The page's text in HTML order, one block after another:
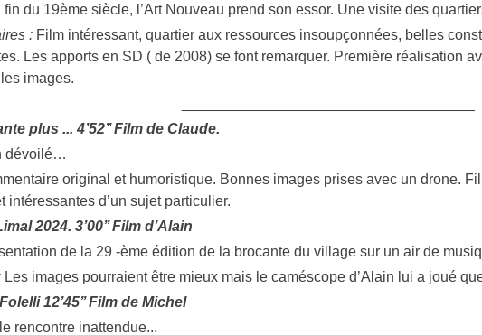
fin du 19ème siècle, l’Art Nouveau prend son essor. Une visite des
: Film intéressant, quartier aux ressources insoupçonnées, belles
Les apports en SD ( de 2008) se font remarquer. Première réalisation
images.
plus ... 4’52’’ Film de Claude.
dévoilé…
original et humoristique. Bonnes images prises avec un drone.
intéressantes d’un sujet particulier.
2024. 3’00’’ Film d’Alain
de la 29 -ème édition de la brocante du village sur un air de
Les images pourraient être mieux mais le caméscope d’Alain lui a joué
12’45’’ Film de Michel
rencontre inattendue...